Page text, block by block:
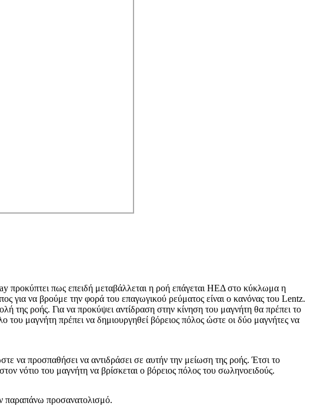
προκύπτει πως επειδή μεταβάλλεται η ροή επάγεται ΗΕΔ στο κύκλωμα η
για να βρούμε την φορά του επαγωγικού ρεύματος είναι ο κανόνας του Lentz.
της ροής. Για να προκύψει αντίδραση στην κίνηση του μαγνήτη θα πρέπει το
μαγνήτη πρέπει να δημιουργηθεί βόρειος πόλος ώστε οι δύο μαγνήτες να
να προσπαθήσει να αντιδράσει σε αυτήν την μείωση της ροής. Έτσι το
νότιο του μαγνήτη να βρίσκεται ο βόρειος πόλος του σωληνοειδούς.
παραπάνω προσανατολισμό.